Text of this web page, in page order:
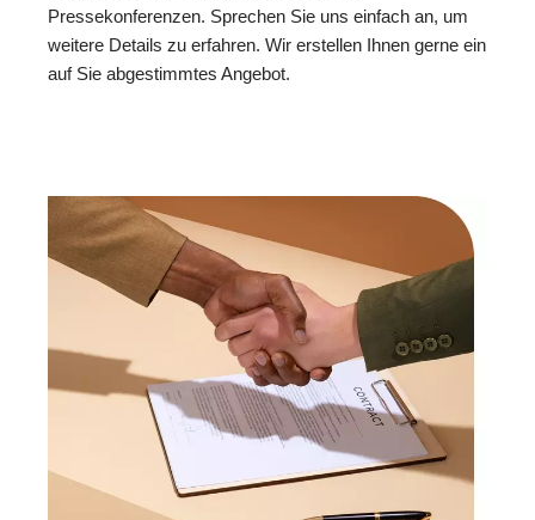
Pressekonferenzen. Sprechen Sie uns einfach an, um
weitere Details zu erfahren. Wir erstellen Ihnen gerne ein
auf Sie abgestimmtes Angebot.